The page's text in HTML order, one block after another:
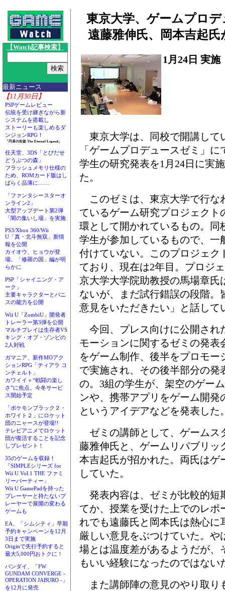
【Watch記事検索】
最新ニュース
【11月30日】
PSPゲームレビュー
伝統を受け継ぎながら新
システムを搭載し
ストーリーも楽しめるダ
ンジョンRPG！
「円卓の生徒 The Eternal Legend」
任天堂、3DS「とびだせ
どうぶつの森」
フラッシュメモリ仕様の
ため、ROMカード版はし
ばらく品薄に……
「ファンタシースターオ
ンライン2」
大型アップデート第2弾
「闇の集いし場」を実施
PS3/Xbox 360/Wii
U「真・北斗無双」新情
報を公開
カイオウ、ヒョウが登
場。「修羅の国」編が明
らかに
PSP「シャイニング・ア
ーク」
主要キャラクターとパニ
スの能力を公開
Wii U「ZombiU」開発者
トレーラー第3弾を公開
マルチプレイは生存者VS
キング・オブ・ゾンビの
2人対戦
ガマニア、新作MOアク
ションRPG「ティアラ コ
ンチェルト」
カワイイ＋“戦闘の楽し
さ”に焦点。今冬サービ
ス開始予定
「ポケモンブラック２・
ホワイト２」にロケット
団のニャースが登場!!
テレビアニメでロケット
団が復活することを記念
しプレゼント！
35のゲームを収録！
「SIMPLEシリーズ for
Wii U Vol.1 THE ファミ
リーパーティー」
Wii U GamePadを持った
プレーヤーと持たないプ
レーヤーで展開の変わる
ゲームも
EA、「シムシティ」早期
予約キャンペーンを12月
3日まで実施
Originで先行予約すると
最大5,000円おトクに！
バンダイ、「FW
GUNDAM CONVERGE -
OPERATION JABURO -」
を12月に発売
東京大学、ゲームプロ
遠藤雅伸氏、岡本吉起
1月24日 実施
東京大学は、同校で開講して
「ゲームプロデュースゼミ」に
学生の研究発表を1月24日に実
た。
このゼミは、東京大学で行な
ているゲーム研究プロジェクト
環として開かれているもの。同
学生が参加しているもので、一
付けていない。このプロジェク
ており、現在は2年目。プロジ
京大学大学院助教授の馬場章氏
ないが、まだ試行錯誤の段階。
意見をいただきたい」と話して
今回、プレス向けに公開され
モーションに関するゼミの発表
をゲーム制作、後半をプロモー
で実施され、その後半部分の発
の。3組の学生が、架空のゲー
ンや、携帯アプリをゲーム開発
というアイデアなどを発表した
ゼミの講師として、ゲームス
藤雅伸氏と、ゲームリパブリッ
本吉起氏が招かれた。両氏はゲ
していた。
発表内容は、ゼミが比較的短
てか、授業を受けた上でのレポ
れでも遠藤氏と岡本氏は熱心に
厳しい意見をぶつけていた。や
場とは温度差があるようだが、
もいい経験になったのではない
また講師陣の意見のやり取り